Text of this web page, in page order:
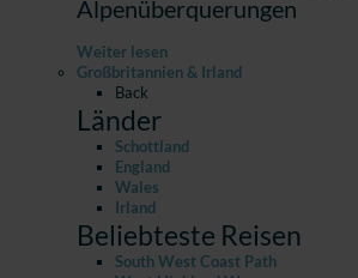
Alpenüberquerungen
Weiter lesen
Großbritannien & Irland
Back
Länder
Schottland
England
Wales
Irland
Beliebteste Reisen
South West Coast Path